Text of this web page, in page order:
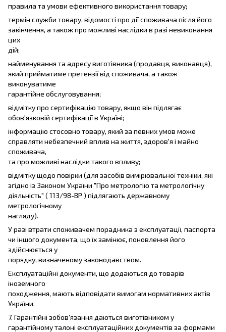
правила та умови ефективного використання товару;
термін служби товару, відомості про дії споживача після його
закінчення, а також про можливі наслідки в разі невиконання
цих
дій;
найменування та адресу виготівника (продавця, виконавця),
який прийматиме претензії від споживача, а також
виконуватиме
гарантійне обслуговування;
відмітку про сертифікацію товару, якщо він підлягає
обов'язковій сертифікації в Україні;
інформацію стосовно товару, який за певних умов може
справляти небезпечний вплив на життя, здоров'я і майно
споживача,
та про можливі наслідки такого впливу;
відмітку щодо повірки (для засобів вимірювальної техніки, які
згідно із Законом України "Про метрологію та метрологічну
діяльність" ( 113/98-ВР ) підлягають державному
метрологічному
нагляду).
У разі втрати споживачем порадника з експлуатації, паспорта
чи іншого документа, що їх замінює, поновлення його
здійснюється у
порядку, визначеному законодавством.
Експлуатаційні документи, що додаються до товарів
іноземного
походження, мають відповідати вимогам нормативних актів
України.
7. Гарантійні зобов'язання даються виготівником у
гарантійному талоні експлуатаційних документів за формами